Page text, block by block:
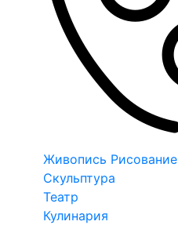
Живопись Рисование
Скульптура
Театр
Кулинария